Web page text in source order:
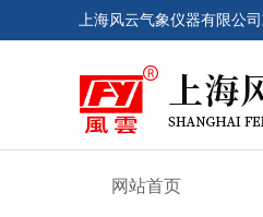
上海风云气象仪器有限公司
网站首页